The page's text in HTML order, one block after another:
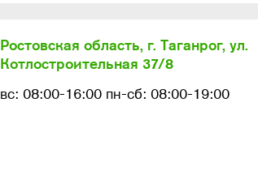
Ростовская область, г. Таганрог, ул.
Котлостроительная 37/8
вс: 08:00-16:00 пн-сб: 08:00-19:00